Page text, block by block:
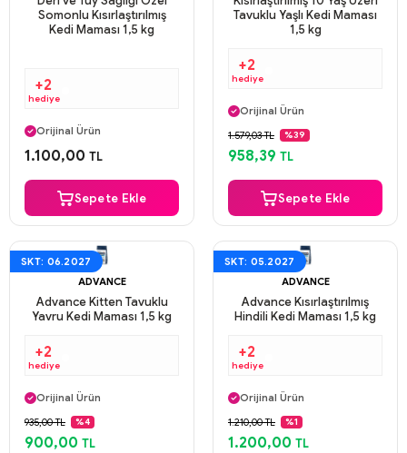
Somonlu Kısırlaştırılmış
Kedi Maması 1,5 kg
+2
hediye
Orijinal Ürün
Güvenli Ödeme
1.100,00 TL
Sepete Ekle
Tavuklu Yaşlı Kedi Maması
1,5 kg
+2
hediye
Orijinal Ürün
Güvenli Ödeme
Aynı Gün Kargo
1.579,03 TL %39
958,39 TL
Sepete Ekle
SKT: 06.2027
ADVANCE
Advance Kitten Tavuklu
Yavru Kedi Maması 1,5 kg
+2
hediye
Orijinal Ürün
Güvenli Ödeme
Aynı Gün Kargo
935,00 TL %4
900,00 TL
SKT: 05.2027
ADVANCE
Advance Kısırlaştırılmış
Hindili Kedi Maması 1,5 kg
+2
hediye
Orijinal Ürün
Güvenli Ödeme
Aynı Gün Kargo
1.210,00 TL %1
1.200,00 TL